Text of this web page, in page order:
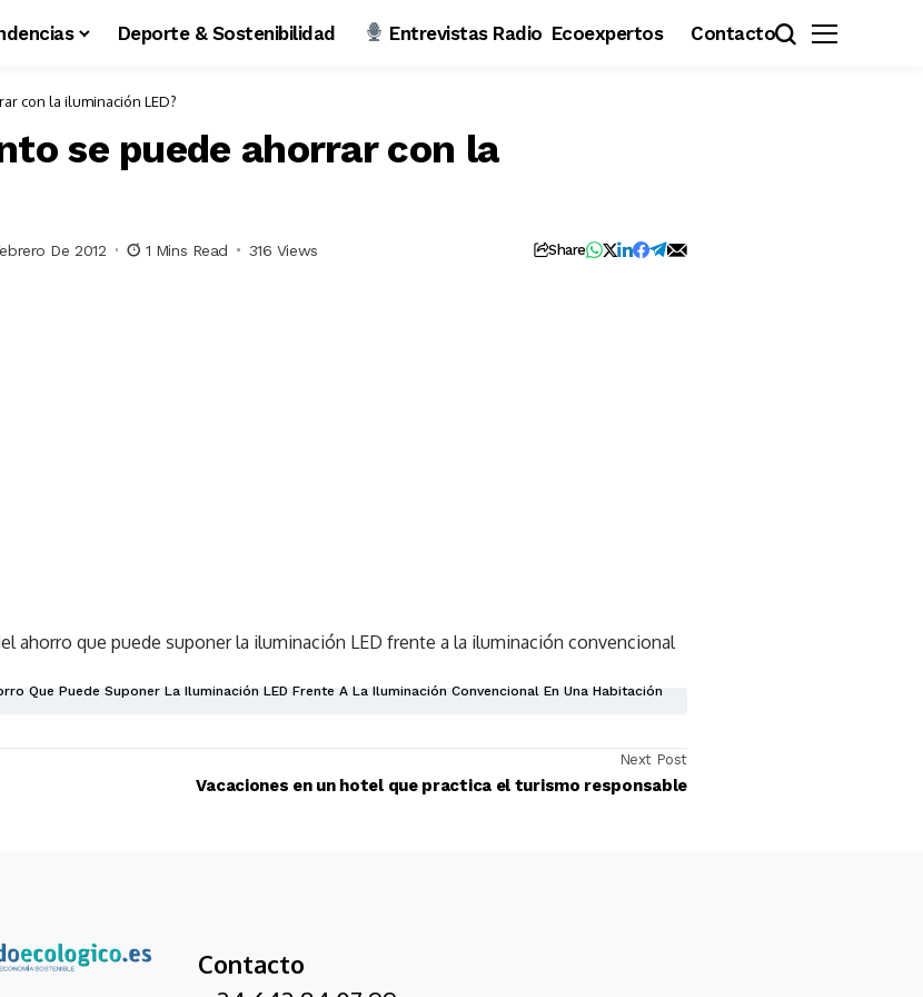
Deporte & Sostenibilidad Entrevistas Radio Ecoexpertos Contacto
con la iluminación LED?
se puede ahorrar con la
De 2012 1 Mins Read 316 Views Share
ahorro que puede suponer la iluminación LED frente a la iluminación convencional
Que Puede Suponer La Iluminación LED Frente A La Iluminación Convencional En Una Habitación
Next Post
Vacaciones en un hotel que practica el turismo responsable
Contacto